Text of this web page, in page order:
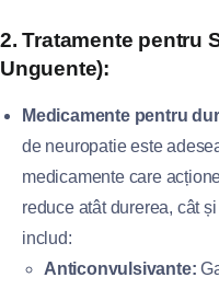
2. Tratamente pentru
Unguente):
Medicamente pentru
de neuropatie este
medicamente care
reduce atât durerea, cât
includ:
Anticonvulsivante: